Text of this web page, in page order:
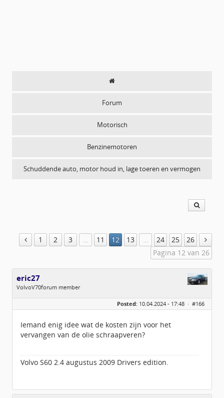
Forum
Motorisch
Benzinemotoren
Schuddende auto, motor houd in, lage toeren en vermogen
1 2 3 … 11 12 13 … 24 25
26
Pagina 12 van 26
eric27
VolvoV70forum member
Geslacht:
Leeftijd:
63
Berichten:
518
Geregistreerd: 07 / 2017
Posted: 10.04.2024 - 17:48 · #166
Iemand enig idee wat de kosten zijn voor het
vervangen van de olie schraapveren?
Volvo S60 2.4 augustus 2009 Drivers edition.